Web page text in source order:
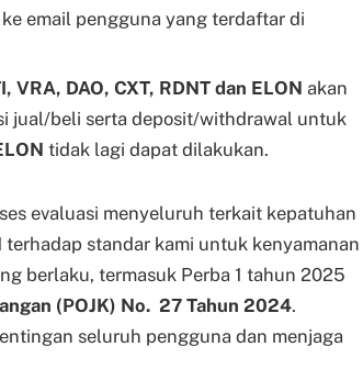
email pengguna yang terdaftar di
VRA, DAO, CXT, RDNT dan ELON akan
jual/beli serta deposit/withdrawal untuk
tidak lagi dapat dilakukan.
evaluasi menyeluruh terkait kepatuhan
terhadap standar kami untuk kenyamanan
berlaku, termasuk Perba 1 tahun 2025
(POJK) No. 27 Tahun 2024.
seluruh pengguna dan menjaga